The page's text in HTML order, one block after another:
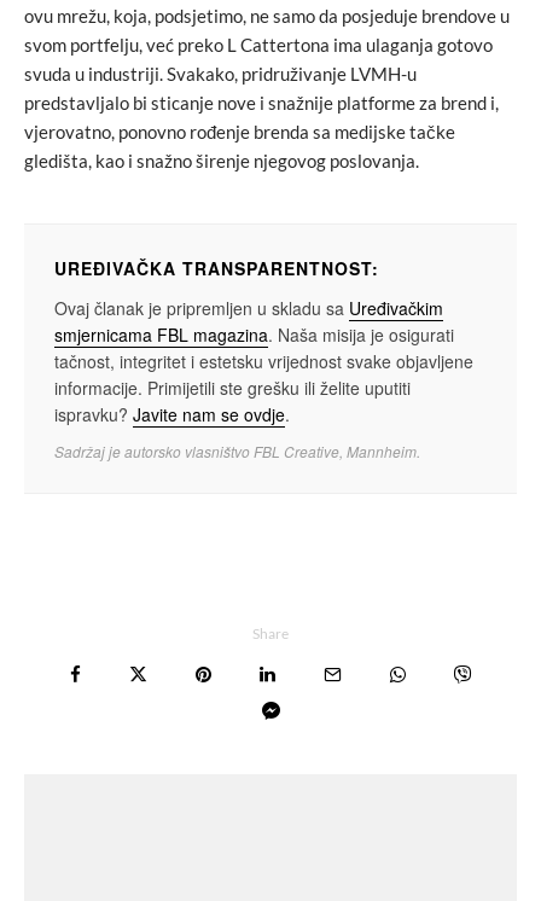
ovu mrežu, koja, podsjetimo, ne samo da posjeduje brendove u
svom portfelju, već preko L Cattertona ima ulaganja gotovo
svuda u industriji. Svakako, pridruživanje LVMH-u
predstavljalo bi sticanje nove i snažnije platforme za brend i,
vjerovatno, ponovno rođenje brenda sa medijske tačke
gledišta, kao i snažno širenje njegovog poslovanja.
UREĐIVAČKA TRANSPARENTNOST:
Ovaj članak je pripremljen u skladu sa Uređivačkim
smjernicama FBL magazina. Naša misija je osigurati
tačnost, integritet i estetsku vrijednost svake objavljene
informacije. Primijetili ste grešku ili želite uputiti
ispravku? Javite nam se ovdje.
Sadržaj je autorsko vlasništvo FBL Creative, Mannheim.
Share